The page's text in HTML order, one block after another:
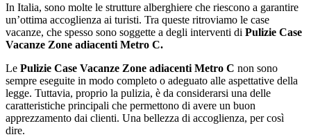
In Italia, sono molte le strutture alberghiere che riescono a garantire
un’ottima accoglienza ai turisti. Tra queste ritroviamo le case
vacanze, che spesso sono soggette a degli interventi di Pulizie Case
Vacanze Zone adiacenti Metro C.
Le Pulizie Case Vacanze Zone adiacenti Metro C non sono
sempre eseguite in modo completo o adeguato alle aspettative della
legge. Tuttavia, proprio la pulizia, è da considerarsi una delle
caratteristiche principali che permettono di avere un buon
apprezzamento dai clienti. Una bellezza di accoglienza, per così
dire.